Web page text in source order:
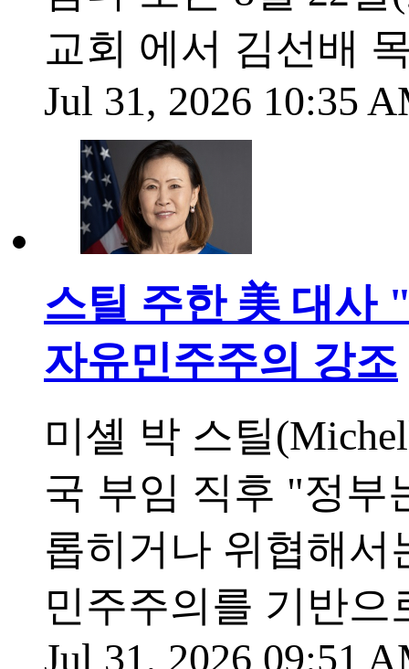
교회 에서 김선배
Jul 31, 2026 10:35
스틸 주한 美 대사
자유민주주의 강조
미셸 박 스틸
국 부임 직후 "정부
롭히거나 위협해
민주주의를 기반
Jul 31, 2026 09:51